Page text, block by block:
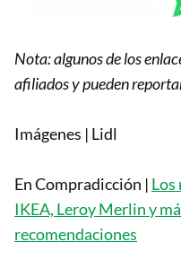
Nota: algunos de los
afiliados y pueden
Imágenes | Lidl
En Compradicción | Los
IKEA, Leroy Merlin y
recomendaciones